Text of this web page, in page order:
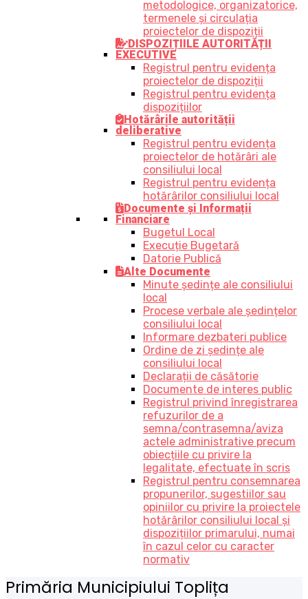
metodologice, organizatorice,
termenele și circulația
proiectelor de dispoziții
DISPOZIȚIILE AUTORITĂȚII
EXECUTIVE
Registrul pentru evidența
proiectelor de dispoziții
Registrul pentru evidența
dispozițiilor
Hotărârile autorității
deliberative
Registrul pentru evidența
proiectelor de hotărâri ale
consiliului local
Registrul pentru evidența
hotărârilor consiliului local
Documente și Informații
Financiare
Bugetul Local
Execuție Bugetară
Datorie Publică
Alte Documente
Minute ședințe ale consiliului
local
Procese verbale ale ședințelor
consiliului local
Informare dezbateri publice
Ordine de zi ședințe ale
consiliului local
Declarații de căsătorie
Documente de interes public
Registrul privind înregistrarea
refuzurilor de a
semna/contrasemna/aviza
actele administrative precum
obiecțiile cu privire la
legalitate, efectuate în scris
Registrul pentru consemnarea
propunerilor, sugestiilor sau
opiniilor cu privire la proiectele
hotărârilor consiliului local și
dispozițiilor primarului, numai
în cazul celor cu caracter
normativ
Primăria Municipiului Toplița